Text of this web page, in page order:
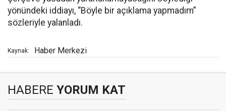
yönündeki iddiayı, “Böyle bir açıklama yapmadım”
sözleriyle yalanladı.
Kaynak: Haber Merkezi
HABERE YORUM KAT